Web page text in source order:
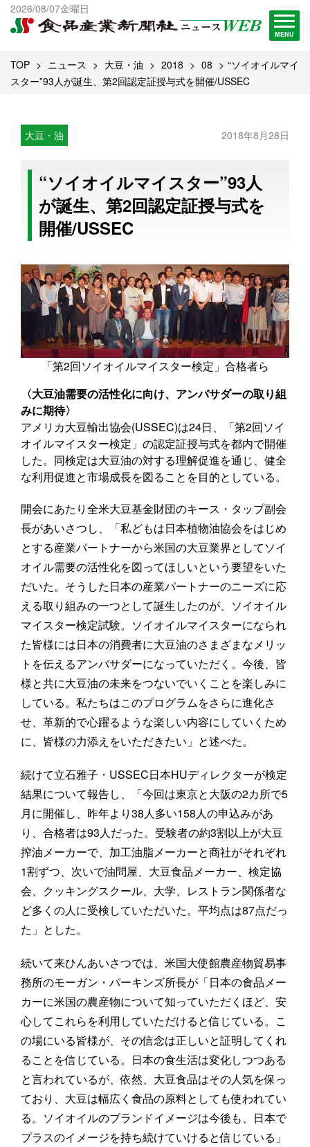
2026/08/07金曜日
MENU
出版物一覧へ
試読・購読申し込み
TOP ニュース 大豆・油 2018 08
“ソイオイルマイ
スター”93人が誕生、第2回認定証授与式を開催/USSEC
大豆・油 2018年8月28日
“ソイオイルマイスター”93人
が誕生、第2回認定証授与式を
開催/USSEC
「第2回ソイオイルマイスター検定」合格者ら
〈大豆油需要の活性化に向け、アンバサダーの取り組
みに期待〉
アメリカ大豆輸出協会(USSEC)は24日、「第2回ソイ
オイルマイスター検定」の認定証授与式を都内で開催
した。同検定は大豆油の対する理解促進を通じ、健全
な利用促進と市場成長を図ることを目的としている。
開会にあたり全米大豆基金財団のキース・タップ副会
長があいさつし、「私どもは日本植物油協会をはじめ
とする産業パートナーから米国の大豆業界としてソイ
オイル需要の活性化を図ってほしいという要望をいた
だいた。そうした日本の産業パートナーのニーズに応
える取り組みの一つとして誕生したのが、ソイオイル
マイスター検定試験。ソイオイルマイスターになられ
た皆様には日本の消費者に大豆油のさまざまなメリッ
トを伝えるアンバサダーになっていただく。今後、皆
様と共に大豆油の未来をつないでいくことを楽しみに
している。私たちはこのプログラムをさらに進化さ
せ、革新的で心躍るような楽しい内容にしていくため
に、皆様の力添えをいただきたい」と述べた。
続けて立石雅子・USSEC日本HUディレクターが検定
結果について報告し、「今回は東京と大阪の2カ所で5
月に開催し、昨年より38人多い158人の申込みがあ
り、合格者は93人だった。受験者の約3割以上が大豆
搾油メーカーで、加工油脂メーカーと商社がそれぞれ
1割ずつ、次いで油問屋、大豆食品メーカー、検定協
会、クッキングスクール、大学、レストラン関係者な
ど多くの人に受検していただいた。平均点は87点だっ
た」とした。
続いて来ひんあいさつでは、米国大使館農産物貿易事
務所のモーガン・パーキンズ所長が「日本の食品メー
カーに米国の農産物について知っていただくほど、安
心してこれらを利用していただけると信じている。こ
の場にいる皆様が、その信念は正しいと証明してくれ
ることを信じている。日本の食生活は変化しつつある
と言われているが、依然、大豆食品はその人気を保っ
ており、大豆は幅広く食品の原料としても使われてい
る。ソイオイルのブランドイメージは今後も、日本で
プラスのイメージを持ち続けていけると信じている」